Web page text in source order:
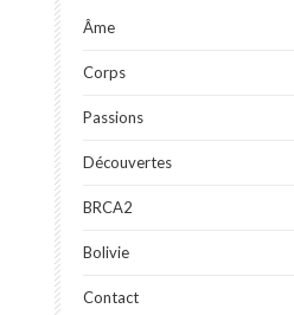
Âme
Corps
Passions
Découvertes
BRCA2
Bolivie
Contact